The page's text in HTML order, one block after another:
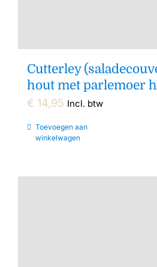
Cutterley
hout met parlemoer
€ 14,95 Incl. btw
Toevoegen aan
winkelwagen